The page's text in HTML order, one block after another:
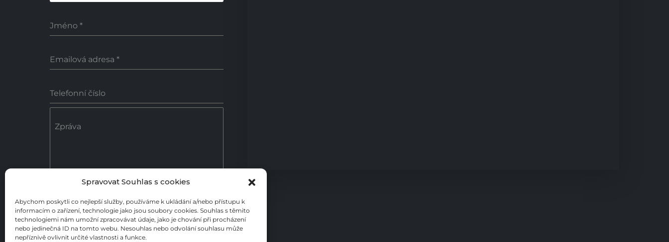
Spravovat Souhlas s cookies
Abychom poskytli co nejlepší služby, používáme k ukládání a/nebo přístupu k
informacím o zařízení, technologie jako jsou soubory cookies. Souhlas s těmito
technologiemi nám umožní zpracovávat údaje, jako je chování při procházení
nebo jedinečná ID na tomto webu. Nesouhlas nebo odvolání souhlasu může
nepříznivě ovlivnit určité vlastnosti a funkce.
Jméno *
Emailová adresa *
Telefonní číslo
Zpráva
Poslat zprávu